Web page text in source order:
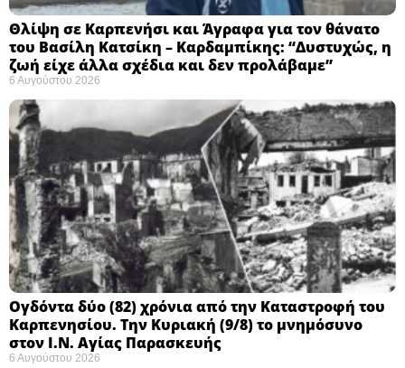
Θλίψη σε Καρπενήσι και Άγραφα για τον θάνατο
του Βασίλη Κατσίκη – Καρδαμπίκης: “Δυστυχώς, η
ζωή είχε άλλα σχέδια και δεν προλάβαμε”
6 Αυγούστου 2026
Ογδόντα δύο (82) χρόνια από την Καταστροφή του
Καρπενησίου. Την Κυριακή (9/8) το μνημόσυνο
στον Ι.Ν. Αγίας Παρασκευής
6 Αυγούστου 2026